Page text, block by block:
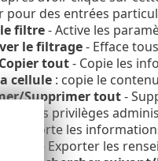
pour des entrées
filtre- Active les
le filtrage- Efface
tout- Copie les
cellule: copie le
Supprimer tout-
des privilèges
- Exporte les
- Exporter les